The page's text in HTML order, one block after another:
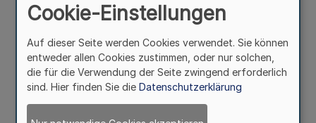
u. d. Finanzministeriums -B 1110 - 71.2 - IV B 2 -
Nach § 71 LBG haben Beamtinnen und Beamte ihrer oder
ihrem Dienstvorgesetzten eine jeden- Einzelfall
Cookie-Einstellungen
Auf dieser Seite werden Cookies verwendet. Sie können
entweder allen Cookies zustimmen, oder nur solchen,
die für die Verwendung der Seite zwingend erforderlich
sind. Hier finden Sie die Datenschutzerklärung